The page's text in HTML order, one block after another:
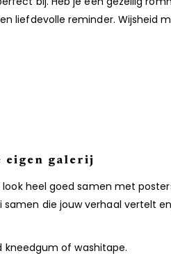
liefdevolle reminder. Wijsheid
eigen galerij
heel goed samen met
die jouw verhaal vertelt
kneedgum of washitape.